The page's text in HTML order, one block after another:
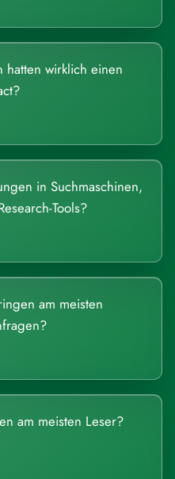
hatten wirklich einen
in Suchmaschinen,
Tools?
am meisten
am meisten Leser?